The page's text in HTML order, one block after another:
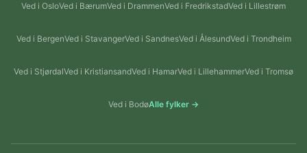
Ved i OsloVed i BærumVed i DrammenVed i FredrikstadVed i Lillestrøm
Ved i BergenVed i StavangerVed i SandnesVed i ÅlesundVed i Trondheim
Ved i StjørdalVed i KristiansandVed i HamarVed i LillehammerVed i Tromsø
Ved i BodøAlle fylker →